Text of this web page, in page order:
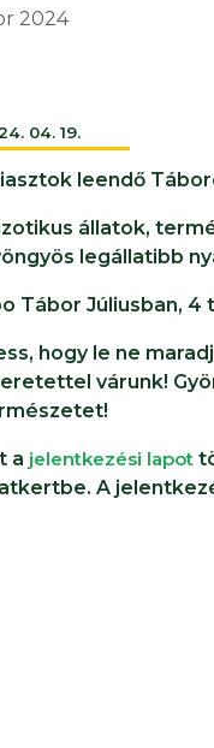
2024
04. 19.
leendő
állatok,
legállatibb
Tábor Júliusban, 4
hogy le ne
várunk!
a jelentkezési lapot
A